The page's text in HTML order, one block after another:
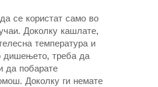
се користат само во
Доколку кашлате,
температура и
дишењето, треба да
да побарате
Доколку ги немате